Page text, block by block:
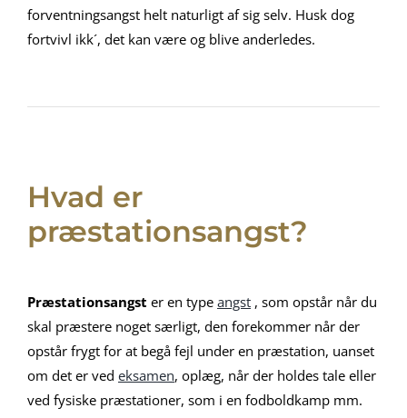
forventningsangst helt naturligt af sig selv. Husk dog
fortvivl ikk´, det kan være og blive anderledes.
Hvad er
præstationsangst?
Præstationsangst er en type angst, som opstår når du
skal præstere noget særligt, den forekommer når der
opstår frygt for at begå fejl under en præstation, uanset
om det er ved eksamen, oplæg, når der holdes tale eller
ved fysiske præstationer, som i en fodboldkamp mm.